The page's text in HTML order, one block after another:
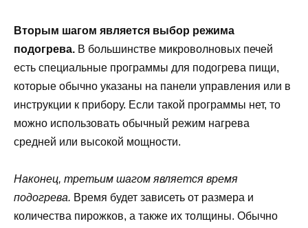
Вторым шагом является выбор режима
подогрева. В большинстве микроволновых печей
есть специальные программы для подогрева пищи,
которые обычно указаны на панели управления или в
инструкции к прибору. Если такой программы нет, то
можно использовать обычный режим нагрева
средней или высокой мощности.
Наконец, третьим шагом является время
подогрева. Время будет зависеть от размера и
количества пирожков, а также их толщины. Обычно